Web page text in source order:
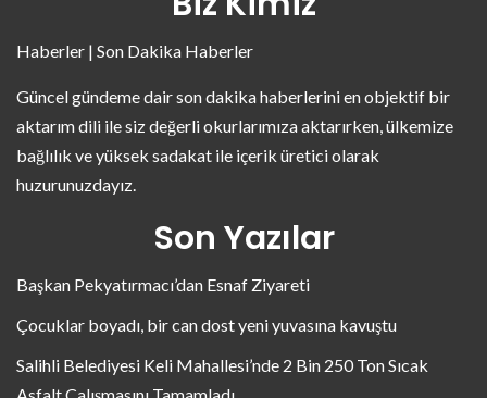
Haberler | Son Dakika Haberler
Güncel gündeme dair son dakika haberlerini en objektif bir
aktarım dili ile siz değerli okurlarımıza aktarırken, ülkemize
bağlılık ve yüksek sadakat ile içerik üretici olarak
huzurunuzdayız.
Son Yazılar
Başkan Pekyatırmacı’dan Esnaf Ziyareti
Çocuklar boyadı, bir can dost yeni yuvasına kavuştu
Salihli Belediyesi Keli Mahallesi’nde 2 Bin 250 Ton Sıcak